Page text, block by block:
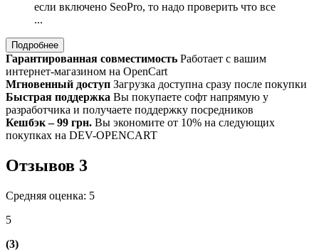
если включено SeoPro, то надо проверить что все
...
Подробнее
Гарантированная совместимость Работает с вашим
интернет-магазином на OpenCart
Мгновенный доступ Загрузка доступна сразу после покупки
Быстрая поддержка Вы покупаете софт напрямую у
разработчика и получаете поддержку посредников
Кешбэк – 99 грн. Вы экономите от 10% на следующих
покупках на DEV-OPENCART
Отзывов 3
Средняя оценка: 5
5
(3)